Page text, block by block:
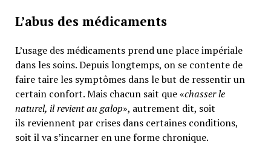
L’abus des médicaments
L’usage des médicaments prend une place impériale
dans les soins. Depuis longtemps, on se contente de
faire taire les symptômes dans le but de ressentir un
certain confort. Mais chacun sait que «chasser le
naturel, il revient au galop», autrement dit, soit
ils reviennent par crises dans certaines conditions,
soit il va s’incarner en une forme chronique.